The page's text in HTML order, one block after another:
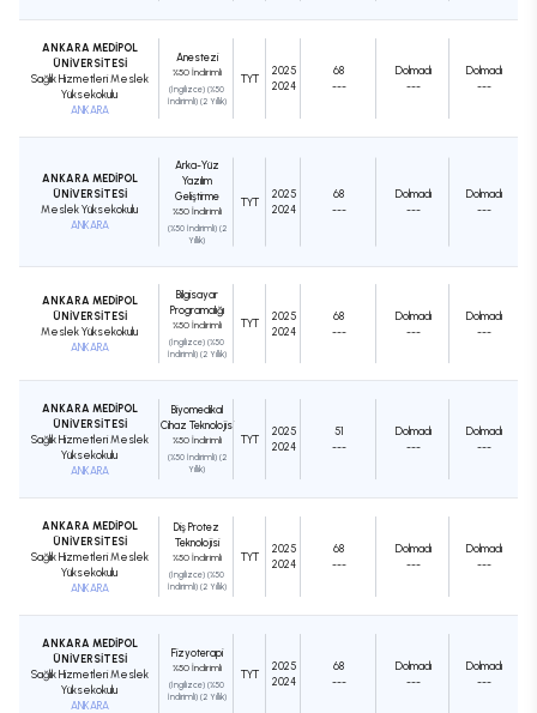
ANKARA MEDİPOL
ÜNİVERSİTESİ
Sağlık Hizmetleri Meslek
Yüksekokulu
ANKARA
Anestezi
%50 İndirimli
(İngilizce) (%50
İndirimli) (2 Yıllık)
TYT
2025
2024
68
---
Dolmadı
---
Dolmadı
---
ANKARA MEDİPOL
ÜNİVERSİTESİ
Meslek Yüksekokulu
ANKARA
Arka-Yüz
Yazılım
Geliştirme
%50 İndirimli
(%50 İndirimli) (2
Yıllık)
TYT
2025
2024
68
---
Dolmadı
---
Dolmadı
---
ANKARA MEDİPOL
ÜNİVERSİTESİ
Meslek Yüksekokulu
ANKARA
Bilgisayar
Programcılığı
%50 İndirimli
(İngilizce) (%50
İndirimli) (2 Yıllık)
TYT
2025
2024
68
---
Dolmadı
---
Dolmadı
---
ANKARA MEDİPOL
ÜNİVERSİTESİ
Sağlık Hizmetleri Meslek
Yüksekokulu
ANKARA
Biyomedikal
Cihaz Teknolojisi
%50 İndirimli
(%50 İndirimli) (2
Yıllık)
TYT
2025
2024
51
---
Dolmadı
---
Dolmadı
---
ANKARA MEDİPOL
ÜNİVERSİTESİ
Sağlık Hizmetleri Meslek
Yüksekokulu
ANKARA
Diş Protez
Teknolojisi
%50 İndirimli
(İngilizce) (%50
İndirimli) (2 Yıllık)
TYT
2025
2024
68
---
Dolmadı
---
Dolmadı
---
ANKARA MEDİPOL
ÜNİVERSİTESİ
Sağlık Hizmetleri Meslek
Yüksekokulu
ANKARA
Fizyoterapi
%50 İndirimli
(İngilizce) (%50
İndirimli) (2 Yıllık)
TYT
2025
2024
68
---
Dolmadı
---
Dolmadı
---